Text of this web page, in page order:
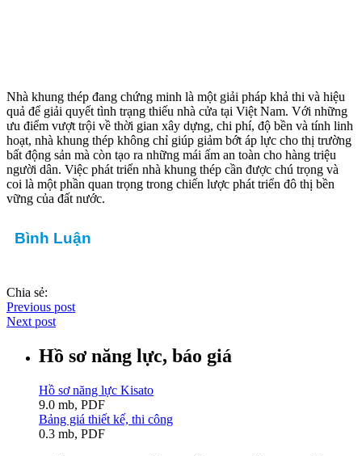
Nhà khung thép đang chứng minh là một giải pháp khả thi và hiệu
quả để giải quyết tình trạng thiếu nhà cửa tại Việt Nam. Với những
ưu điểm vượt trội về thời gian xây dựng, chi phí, độ bền và tính linh
hoạt, nhà khung thép không chỉ giúp giảm bớt áp lực cho thị trường
bất động sản mà còn tạo ra những mái ấm an toàn cho hàng triệu
người dân. Việc phát triển nhà khung thép cần được chú trọng và
coi là một phần quan trọng trong chiến lược phát triển đô thị bền
vững của đất nước.
Bình Luận
Chia sẻ:
Previous post
Next post
Hồ sơ năng lực, báo giá
Hồ sơ năng lực Kisato
9.0 mb, PDF
Bảng giá thiết kế, thi công
0.3 mb, PDF